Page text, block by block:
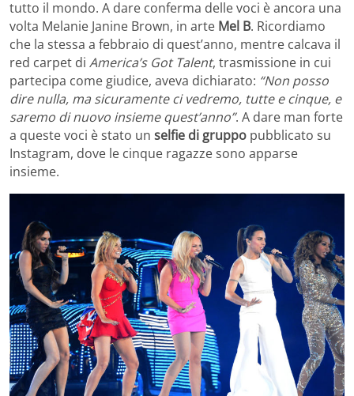
tutto il mondo. A dare conferma delle voci è ancora una
volta Melanie Janine Brown, in arte Mel B. Ricordiamo
che la stessa a febbraio di quest’anno, mentre calcava il
red carpet di America’s Got Talent, trasmissione in cui
partecipa come giudice, aveva dichiarato: “Non posso
dire nulla, ma sicuramente ci vedremo, tutte e cinque, e
saremo di nuovo insieme quest’anno”. A dare man forte
a queste voci è stato un selfie di gruppo pubblicato su
Instagram, dove le cinque ragazze sono apparse
insieme.